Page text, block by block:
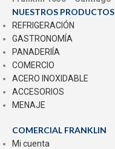
NUESTROS PRODUCTOS
REFRIGERACIÓN
GASTRONOMÍA
PANADERIÍA
COMERCIO
ACERO INOXIDABLE
ACCESORIOS
MENAJE
COMERCIAL FRANKLIN
Mi cuenta